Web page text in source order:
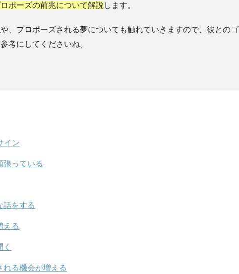
ポーズの前兆について解説 します。
や、プロポーズされる夢についても触れていきますので、彼とのゴ
考にしてくださいね。
イン
張っている
話をする
える
れる機会が増える